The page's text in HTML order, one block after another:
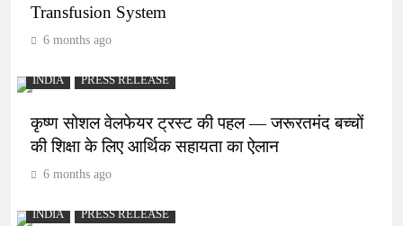
Transfusion System
6 months ago
INDIA PRESS RELEASE
कृष्ण सोशल वेलफेयर ट्रस्ट की पहल — जरूरतमंद बच्चों
की शिक्षा के लिए आर्थिक सहायता का ऐलान
6 months ago
INDIA PRESS RELEASE